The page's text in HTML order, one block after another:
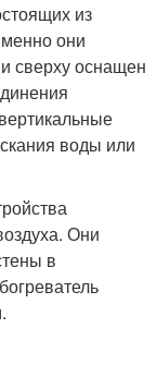
из
они
сверху оснащен
воды или
Они
в